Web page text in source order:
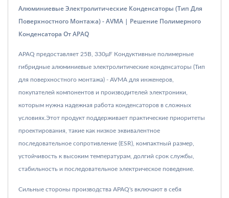
Алюминиевые Электролитические Конденсаторы (Тип Для
Поверхностного Монтажа) - AVMA | Решение Полимерного
Конденсатора От APAQ
APAQ предоставляет 25В, 330μF Кондуктивные полимерные
гибридные алюминиевые электролитические конденсаторы (Тип
для поверхностного монтажа) - AVMA для инженеров,
покупателей компонентов и производителей электроники,
которым нужна надежная работа конденсаторов в сложных
условиях.Этот продукт поддерживает практические приоритеты
проектирования, такие как низкое эквивалентное
последовательное сопротивление (ESR), компактный размер,
устойчивость к высоким температурам, долгий срок службы,
стабильность и последовательное электрическое поведение.
Сильные стороны производства APAQ's включают в себя